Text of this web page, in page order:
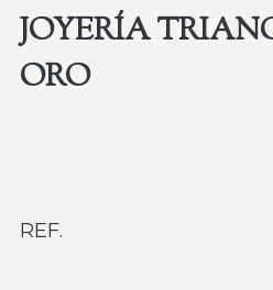
JOYERÍA
ORO
REF.